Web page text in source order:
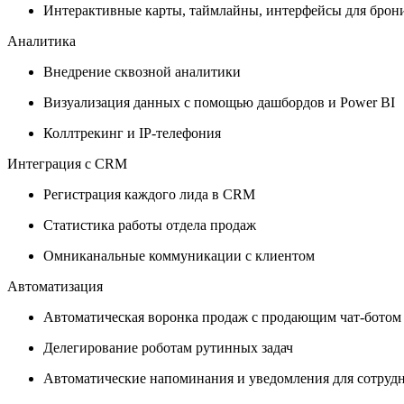
Интерактивные карты, таймлайны, интерфейсы для
Аналитика
Внедрение сквозной аналитики
Визуализация данных с помощью дашбордов и Power BI
Коллтрекинг и IP-телефония
Интеграция с CRM
Регистрация каждого лида в CRM
Статистика работы отдела продаж
Омниканальные коммуникации с клиентом
Автоматизация
Автоматическая воронка продаж с продающим чат-ботом
Делегирование роботам рутинных задач
Автоматические напоминания и уведомления для